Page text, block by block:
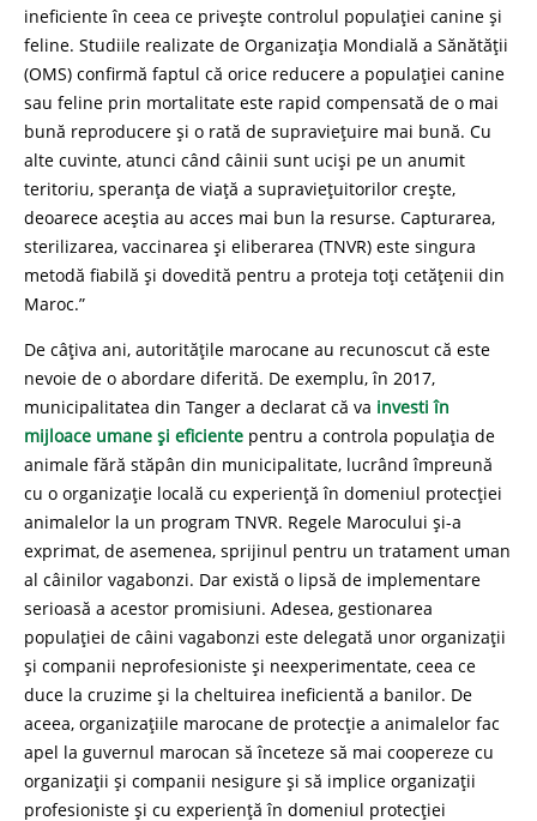
ineficiente în ceea ce privește controlul populației canine și
feline. Studiile realizate de Organizația Mondială a Sănătății
(OMS) confirmă faptul că orice reducere a populației canine
sau feline prin mortalitate este rapid compensată de o mai
bună reproducere și o rată de supraviețuire mai bună. Cu
alte cuvinte, atunci când câinii sunt uciși pe un anumit
teritoriu, speranța de viață a supraviețuitorilor crește,
deoarece aceștia au acces mai bun la resurse. Capturarea,
sterilizarea, vaccinarea și eliberarea (TNVR) este singura
metodă fiabilă și dovedită pentru a proteja toți cetățenii din
Maroc.”
De câțiva ani, autoritățile marocane au recunoscut că este
nevoie de o abordare diferită. De exemplu, în 2017,
municipalitatea din Tanger a declarat că va investi în
mijloace umane și eficiente pentru a controla populația de
animale fără stăpân din municipalitate, lucrând împreună
cu o organizație locală cu experiență în domeniul protecției
animalelor la un program TNVR. Regele Marocului și-a
exprimat, de asemenea, sprijinul pentru un tratament uman
al câinilor vagabonzi. Dar există o lipsă de implementare
serioasă a acestor promisiuni. Adesea, gestionarea
populației de câini vagabonzi este delegată unor organizații
și companii neprofesioniste și neexperimentate, ceea ce
duce la cruzime și la cheltuirea ineficientă a banilor. De
aceea, organizațiile marocane de protecție a animalelor fac
apel la guvernul marocan să înceteze să mai coopereze cu
organizații și companii nesigure și să implice organizații
profesioniste și cu experiență în domeniul protecției